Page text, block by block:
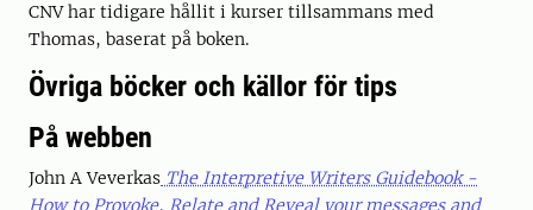
CNV har tidigare hållit i kurser tillsammans med
Thomas, baserat på boken.
Övriga böcker och källor för tips
På webben
John A Veverkas The Interpretive Writers Guidebook -
How to Provoke, Relate and Reveal your messages and